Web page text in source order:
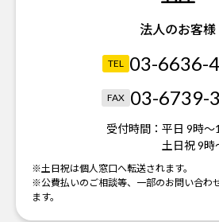
法人のお客様
TEL 03-6636-
FAX 03-6739-
受付時間： 平日 9時～
土日祝 9時
※土日祝は個人窓口へ転送されます。
※公費払いのご相談等、一部のお問い合わ
ます。